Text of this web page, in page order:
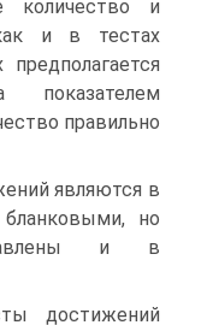
количество и
и в тестах
правильно
являются в
но
и в
достижений